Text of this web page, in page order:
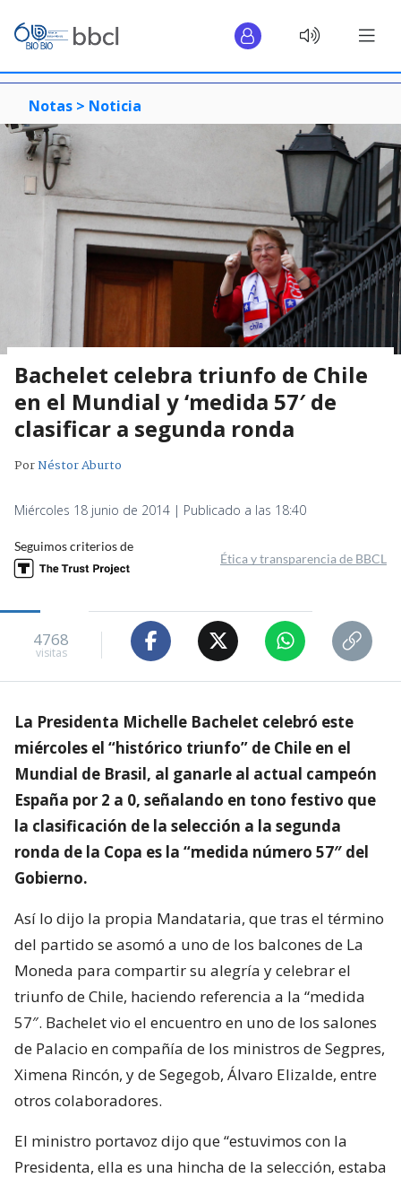
Notas > Noticia
Bachelet celebra triunfo de Chile
en el Mundial y ‘medida 57′ de
clasificar a segunda ronda
PorNéstor Aburto
Miércoles 18 junio de 2014 | Publicado a las 18:40
Seguimos criterios de
Ética y transparencia de BBCL
4768
visitas
La Presidenta Michelle Bachelet celebró este
miércoles el “histórico triunfo” de Chile en el
Mundial de Brasil, al ganarle al actual campeón
España por 2 a 0, señalando en tono festivo que
la clasificación de la selección a la segunda
ronda de la Copa es la “medida número 57″ del
Gobierno.
Así lo dijo la propia Mandataria, que tras el término
del partido se asomó a uno de los balcones de La
Moneda para compartir su alegría y celebrar el
triunfo de Chile, haciendo referencia a la “medida
57″. Bachelet vio el encuentro en uno de los salones
de Palacio en compañía de los ministros de Segpres,
Ximena Rincón, y de Segegob, Álvaro Elizalde, entre
otros colaboradores.
El ministro portavoz dijo que “estuvimos con la
Presidenta, ella es una hincha de la selección, estaba